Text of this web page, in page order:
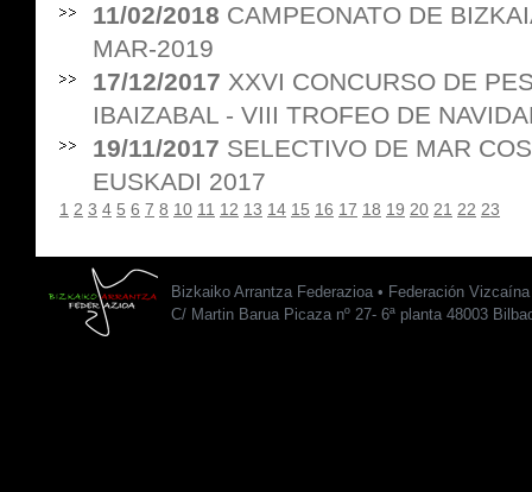
11/02/2018 CAMPEONATO DE
MAR-2019
17/12/2017 XXVI CONCURSO DE
IBAIZABAL - VIII TROFEO DE
19/11/2017 SELECTIVO DE MAR
EUSKADI 2017
1 2 3 4 5 6 7 8 10 11 12 13 14 15 16 17 18 19 20 21 22 23
Bizkaiko Arrantza Federazioa • Federación
C/ Martin Barua Picaza nº 27- 6ª planta 48003